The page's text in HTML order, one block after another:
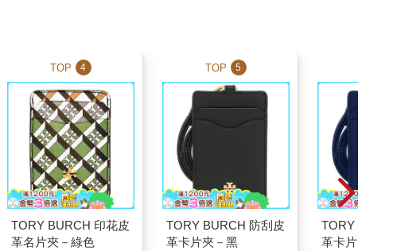
TOP 4
TORY BURCH 印花皮
革名片夾－綠色
TOP 5
TORY BURCH 防刮皮
革卡片夾－黑
TORY
革卡片夾－